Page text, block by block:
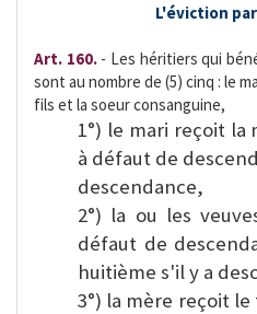
L'éviction
Art. 160. - Les héritiers qui
sont au nombre de (5) cinq : le
fils et la soeur consanguine,
1°) le mari reçoit la
à défaut de
descendance,
2°) la ou les
défaut de
huitième s'il y a
3°) la mère reçoit le